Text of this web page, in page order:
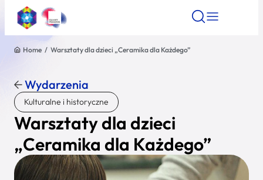
Znajdź atrakcję
Nazwa atrakcji
Miasto
Kategoria
Home / Warsztaty dla dzieci „Ceramika dla Każdego”
Wydarzenia
Kulturalne i historyczne
Warsztaty dla dzieci
„Ceramika dla Każdego”